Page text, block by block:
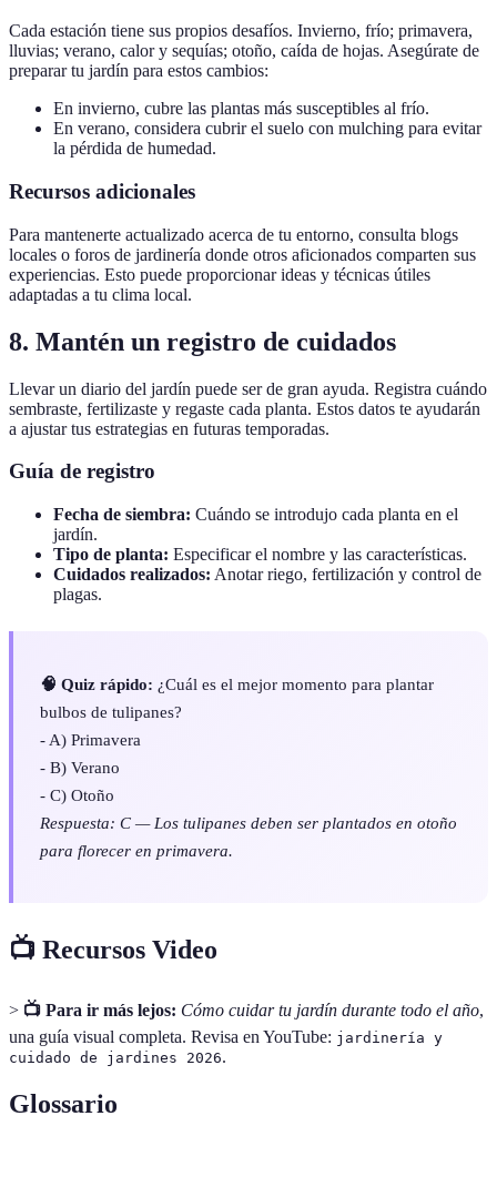
Cada estación tiene sus propios desafíos. Invierno, frío; primavera,
lluvias; verano, calor y sequías; otoño, caída de hojas. Asegúrate de
preparar tu jardín para estos cambios:
En invierno, cubre las plantas más susceptibles al frío.
En verano, considera cubrir el suelo con mulching para evitar
la pérdida de humedad.
Recursos adicionales
Para mantenerte actualizado acerca de tu entorno, consulta blogs
locales o foros de jardinería donde otros aficionados comparten sus
experiencias. Esto puede proporcionar ideas y técnicas útiles
adaptadas a tu clima local.
8. Mantén un registro de cuidados
Llevar un diario del jardín puede ser de gran ayuda. Registra cuándo
sembraste, fertilizaste y regaste cada planta. Estos datos te ayudarán
a ajustar tus estrategias en futuras temporadas.
Guía de registro
Fecha de siembra: Cuándo se introdujo cada planta en el
jardín.
Tipo de planta: Especificar el nombre y las características.
Cuidados realizados: Anotar riego, fertilización y control de
plagas.
🧠 Quiz rápido: ¿Cuál es el mejor momento para plantar
bulbos de tulipanes?
- A) Primavera
- B) Verano
- C) Otoño
Respuesta: C — Los tulipanes deben ser plantados en otoño
para florecer en primavera.
📺 Recursos Video
> 📺 Para ir más lejos: Cómo cuidar tu jardín durante todo el año,
una guía visual completa. Revisa en YouTube: jardinería y
cuidado de jardines 2026.
Glossario